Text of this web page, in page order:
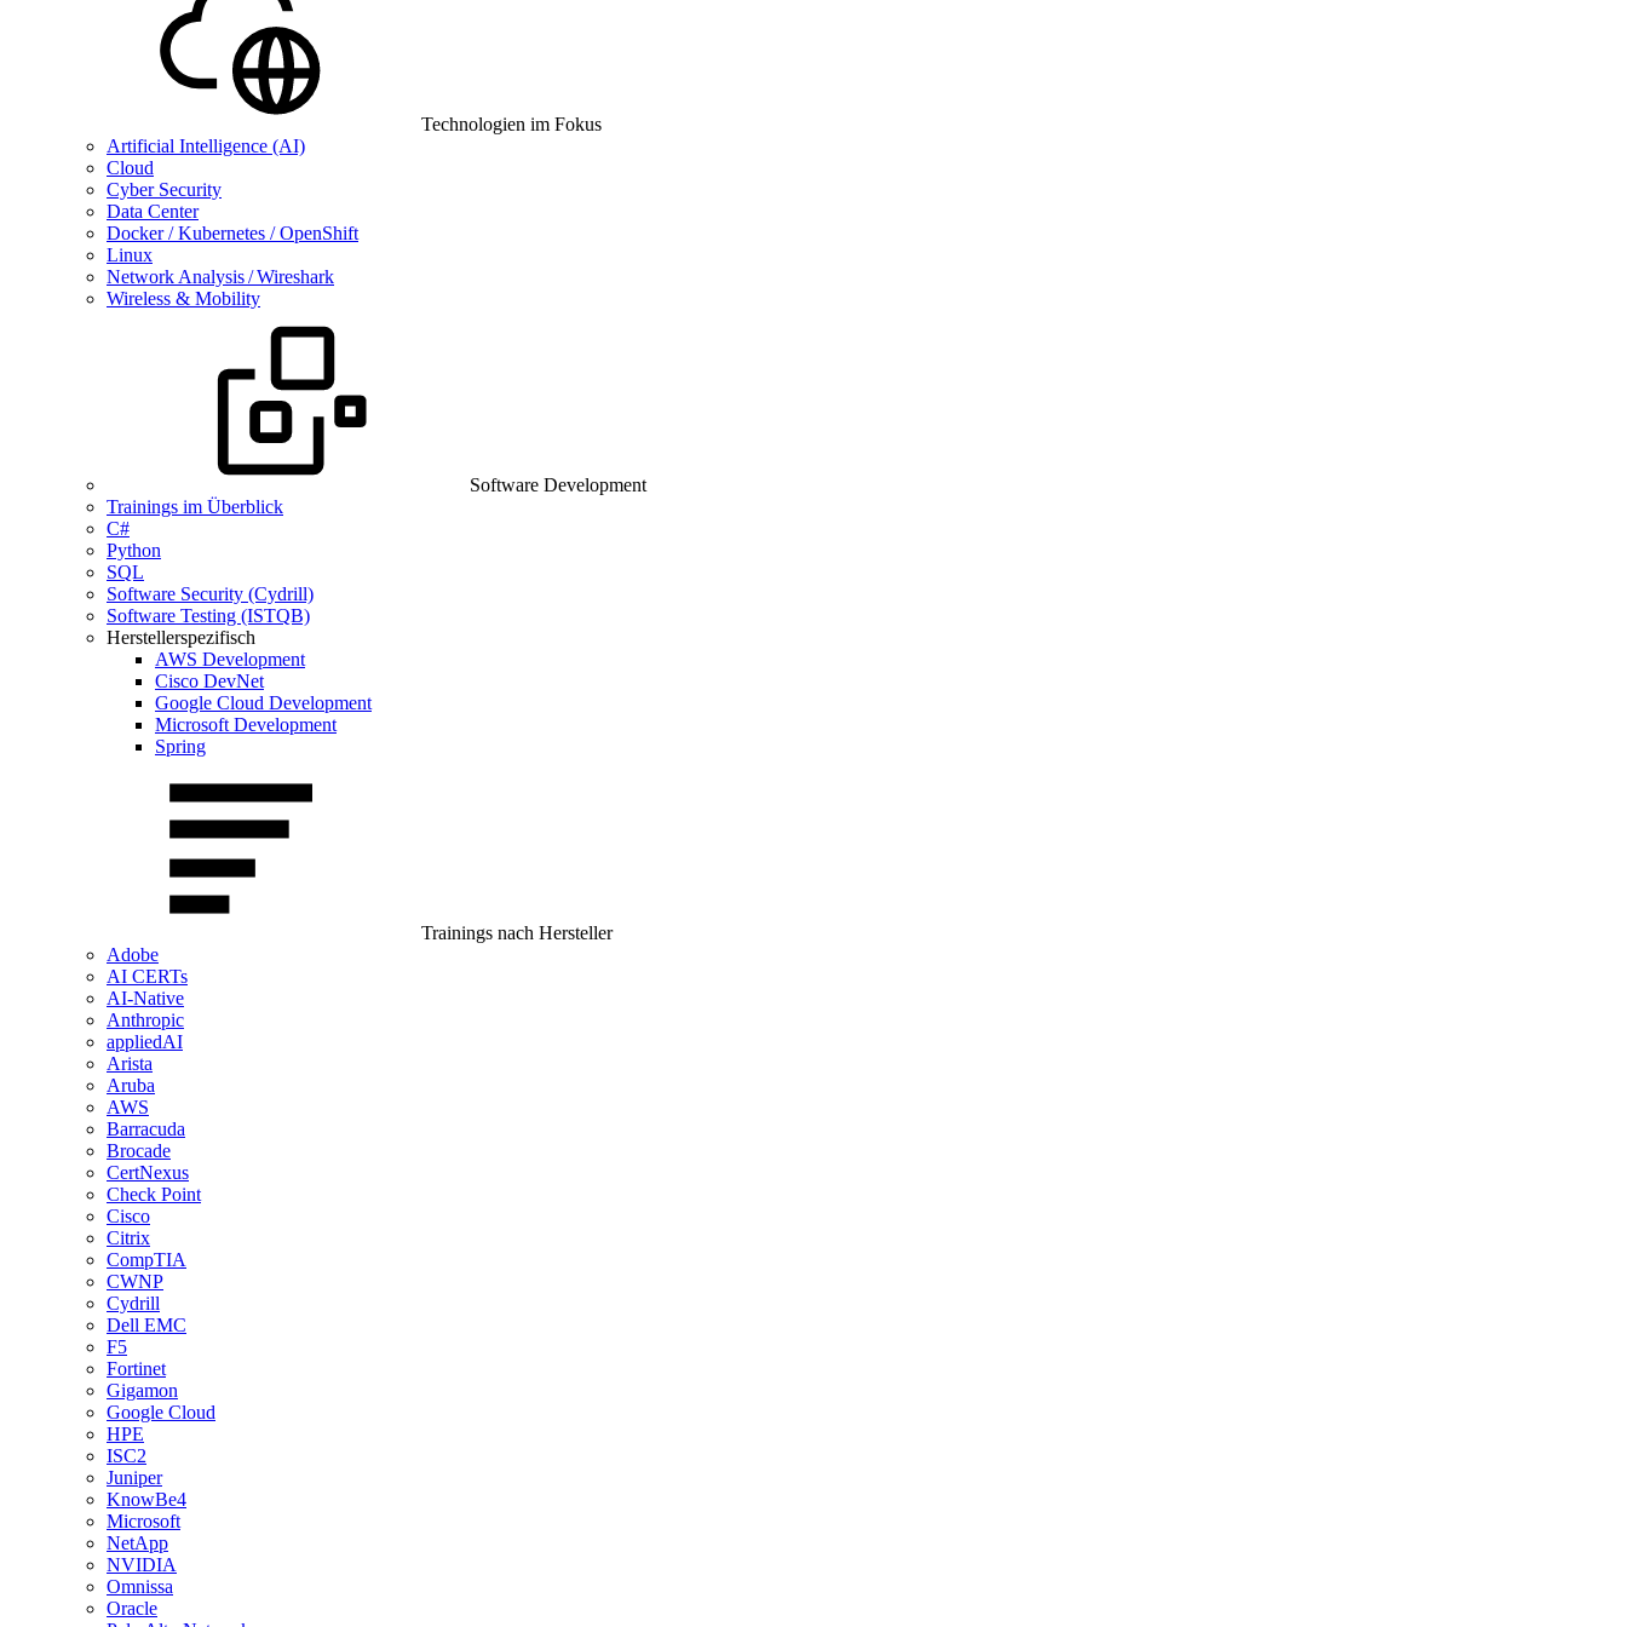
Technologien im Fokus
Artificial Intelligence (AI)
Cloud
Cyber Security
Data Center
Docker / Kubernetes / OpenShift
Linux
Network Analysis / Wireshark
Wireless & Mobility
Software Development
Trainings im Überblick
C#
Python
SQL
Software Security (Cydrill)
Software Testing (ISTQB)
Herstellerspezifisch
AWS Development
Cisco DevNet
Google Cloud Development
Microsoft Development
Spring
Trainings nach Hersteller
Adobe
AI CERTs
AI-Native
Anthropic
appliedAI
Arista
Aruba
AWS
Barracuda
Brocade
CertNexus
Check Point
Cisco
Citrix
CompTIA
CWNP
Cydrill
Dell EMC
F5
Fortinet
Gigamon
Google Cloud
HPE
ISC2
Juniper
KnowBe4
Microsoft
NetApp
NVIDIA
Omnissa
Oracle